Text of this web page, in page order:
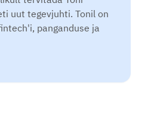
uut tegevjuhti. Tonil on
panganduse ja